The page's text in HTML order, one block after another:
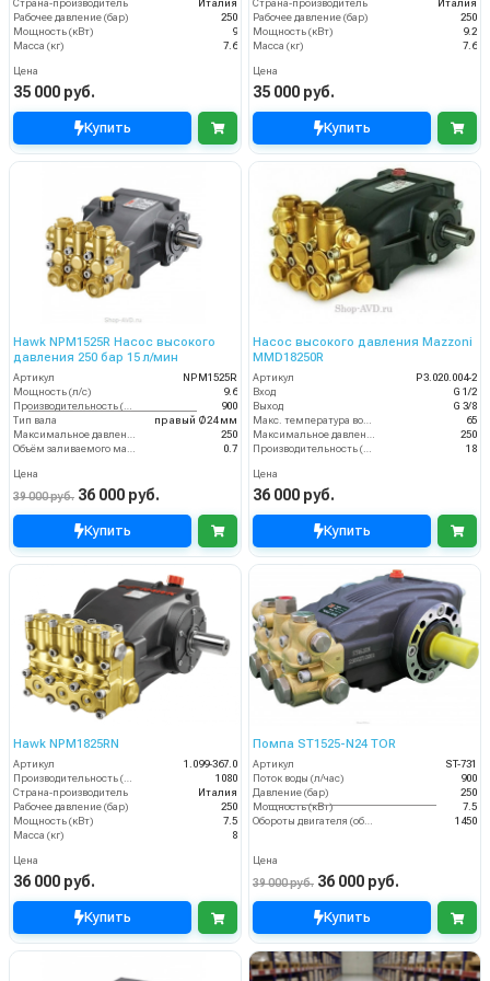
Страна-производитель
Италия
Рабочее давление (бар)
250
Мощность (кВт)
9
Масса (кг)
7.6
Цена
35 000 руб.
Купить
Страна-производитель
Италия
Рабочее давление (бар)
250
Мощность (кВт)
9.2
Масса (кг)
7.6
Цена
35 000 руб.
Купить
Hawk NPM1525R Насос высокого
давления 250 бар 15 л/мин
Артикул
NPM1525R
Мощность (л/с)
9.6
900
Тип вала
правый Ø24 мм
250
0.7
Цена
39 000 руб. 36 000 руб.
Купить
Насос высокого давления Mazzoni
MMD18250R
Артикул
P3.020.004-2
Вход
G 1/2
Выход
G 3/8
65
250
18
Цена
36 000 руб.
Купить
Hawk NPM1825RN
Артикул
1.099-367.0
Производительность (л/ч)
1080
Страна-производитель
Италия
Рабочее давление (бар)
250
Мощность (кВт)
7.5
Масса (кг)
8
Цена
36 000 руб.
Купить
Помпа ST1525-N24 TOR
Артикул
ST-731
Поток воды (л/час)
900
Давление (бар)
250
Мощность (кВт)
7.5
Обороты двигателя (об/мин)
1450
Цена
39 000 руб. 36 000 руб.
Купить